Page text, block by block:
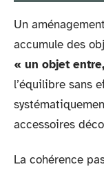
Un
accumule des
« un objet
l’équilibre sans
accessoires
La cohérence